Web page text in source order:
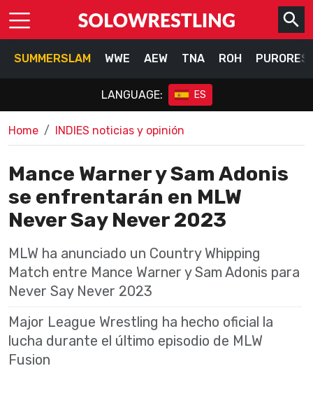
SUMMERSLAM WWE AEW TNA ROH
LANGUAGE: ES
Home INDIES noticias y opinión
Mance Warner y Sam Adonis
se enfrentarán en MLW
Never Say Never 2023
MLW ha anunciado un Country Whipping
Match entre Mance Warner y Sam Adonis para
Never Say Never 2023
Major League Wrestling ha hecho oficial la
lucha durante el último episodio de MLW
Fusion